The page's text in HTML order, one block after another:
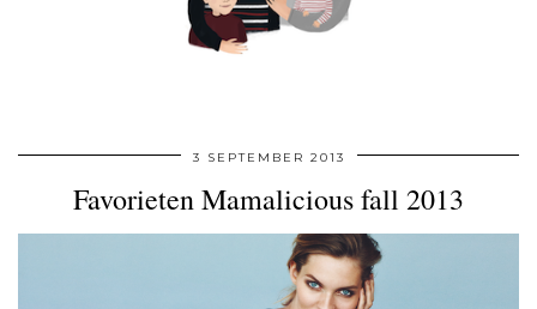
3 SEPTEMBER 2013
Favorieten Mamalicious fall 2013